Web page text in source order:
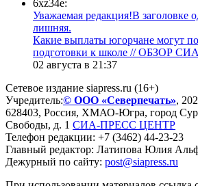
6xz34e:
Уважаемая редакция!В заголовке
лишняя.
Какие выплаты югорчане могут
подготовки к школе // ОБЗОР
02 августа в 21:37
Сетевое издание siapress.ru (16+)
Учредитель:© ООО «Северпечать»,
628403, Россия, ХМАО-Югра, город
Свободы, д. 1 СИА-ПРЕСС ЦЕНТР
Телефон редакции: +7 (3462) 44-23-23
Главный редактор: Латипова Юлия
Дежурный по сайту: post@siapress.ru